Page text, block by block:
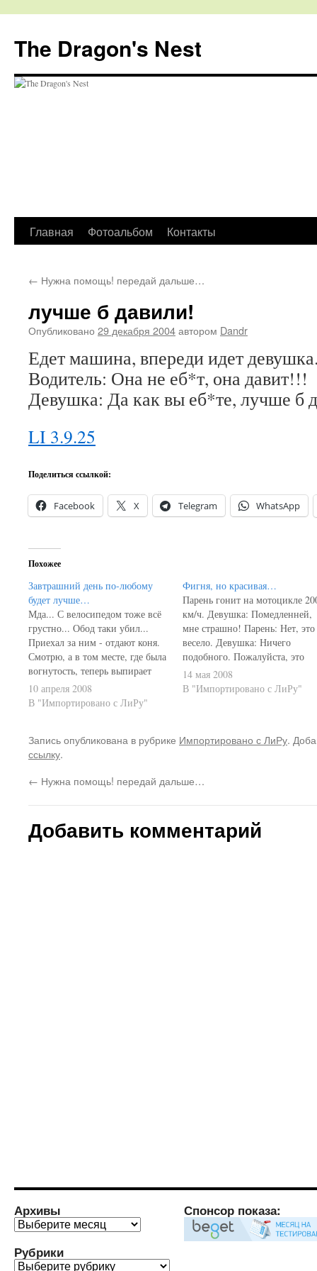
The Dragon's Nest
Перейти
содержимому
Главная Фотоальбом Контакты
← Нужна помощь! передай дальше…
лучше б давили!
Опубликовано 29 декабря 2004автором Dandr
Едет машина, впереди идет
Водитель: Она не еб*т, она давит!!!
Девушка: Да как вы еб*те, лучше б
LI 3.9.25
Поделиться ссылкой:
Facebook X Telegram WhatsApp
Похожее
Завтрашний день по-любому
будет лучше…
Мда... С велосипедом тоже всё
грустно... Обод таки убил...
Приехал за ним - отдают коня.
Смотрю, а в том месте, где была
вогнутость, теперь выпирает
слегонца. Ну, крутанул колесо -
вибрейк чирикает. Поскольку
ключей нет, то прошу чуть
не загубить. Мастер посмотрел
на всё это…
10 апреля 2008
В "Импортировано с ЛиРу"
Фигня, но красивая…
Парень гонит на мотоцикле
км/ч. Девушка: Помедленней,
мне страшно! Парень: Нет, это
весело. Девушка: Ничего
подобного. Пожалуйста, это
слишком страшно! Парень:
Тогда скажи мне, что ты меня
любишь. Девушка: Хорошо, Я
сильно. *Девушка обнимает
14 мая 2008
В "Импортировано с ЛиРу"
Запись опубликована в рубрике Импортировано с ЛиРу.
ссылку.
← Нужна помощь! передай дальше…
Добавить комментарий
Архивы
Архивы
Рубрики
Рубрики
Спонсор показа: